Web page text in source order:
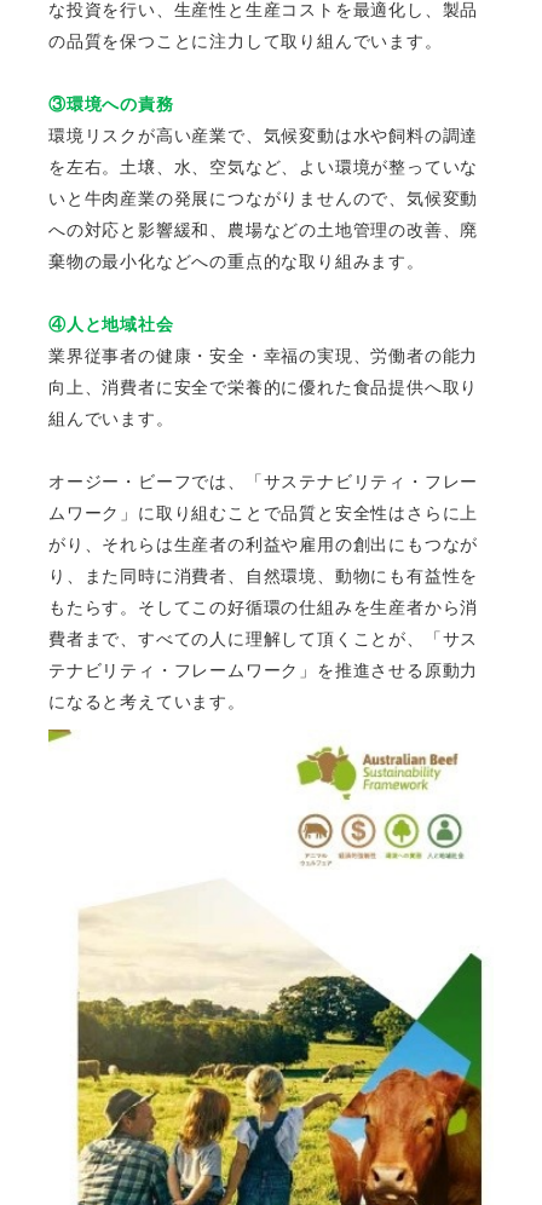
な投資を行い、生産性と生産コストを最適化し、製品
の品質を保つことに注力して取り組んでいます。
③環境への責務
環境リスクが高い産業で、気候変動は水や飼料の調達
を左右。土壌、水、空気など、よい環境が整っていな
いと牛肉産業の発展につながりませんので、気候変動
への対応と影響緩和、農場などの土地管理の改善、廃
棄物の最小化などへの重点的な取り組みます。
④人と地域社会
業界従事者の健康・安全・幸福の実現、労働者の能力
向上、消費者に安全で栄養的に優れた食品提供へ取り
組んでいます。
オージー・ビーフでは、「サステナビリティ・フレー
ムワーク」に取り組むことで品質と安全性はさらに上
がり、それらは生産者の利益や雇用の創出にもつなが
り、また同時に消費者、自然環境、動物にも有益性を
もたらす。そしてこの好循環の仕組みを生産者から消
費者まで、すべての人に理解して頂くことが、「サス
テナビリティ・フレームワーク」を推進させる原動力
になると考えています。